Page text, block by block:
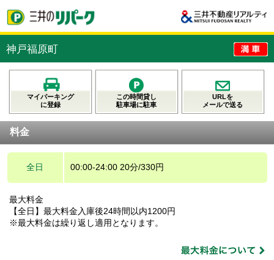
神戸福原町
マイパーキング
に登録
この時間貸し
駐車場に駐車
URLを
メールで送る
料金
全日 00:00-24:00 20分/330円
最大料金
【全日】最大料金入庫後24時間以内1200円
※最大料金は繰り返し適用となります。